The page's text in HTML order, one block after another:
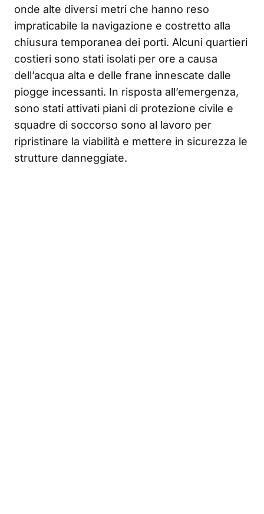
onde alte diversi metri che hanno reso
impraticabile la navigazione e costretto alla
chiusura temporanea dei porti. Alcuni quartieri
costieri sono stati isolati per ore a causa
dell’acqua alta e delle frane innescate dalle
piogge incessanti. In risposta all’emergenza,
sono stati attivati piani di protezione civile e
squadre di soccorso sono al lavoro per
ripristinare la viabilità e mettere in sicurezza le
strutture danneggiate.